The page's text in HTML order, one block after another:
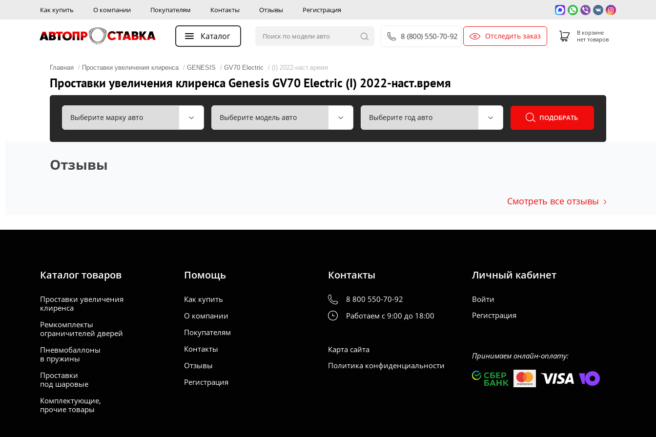
Как купить О компании Покупателям Контакты Отзывы Регистрация
Каталог 8 (800) 550-70-92 Отследить заказ
В корзине
нет товаров
Главная / Проставки увеличения клиренса / GENESIS / GV70 Electric / (I) 2022-наст.время
Проставки увеличения клиренса Genesis GV70 Electric (I) 2022-наст.время
ПОДОБРАТЬ
Отзывы
Смотреть все отзывы
Каталог товаров
Проставки увеличения
клиренса
Ремкомплекты
ограничителей дверей
Пневмобаллоны
в пружины
Проставки
под шаровые
Комплектующие,
прочие товары
Помощь
Как купить
О компании
Покупателям
Контакты
Отзывы
Регистрация
Контакты
8 800 550-70-92
Работаем с 9:00 до 18:00
Карта сайта
Политика конфиденциальности
Личный кабинет
Войти
Регистрация
Принимаем онлайн-оплату: